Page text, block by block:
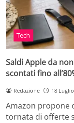
Tech
Saldi Apple da
scontati fino
Redazione 18
Amazon propone
tornata di offerte